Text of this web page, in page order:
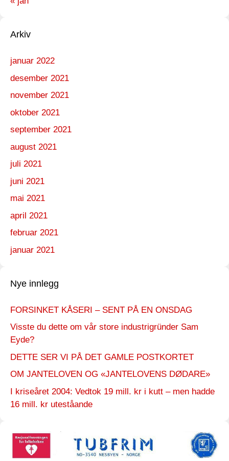
Arkiv
januar 2022
desember 2021
november 2021
oktober 2021
september 2021
august 2021
juli 2021
juni 2021
mai 2021
april 2021
februar 2021
januar 2021
Nye innlegg
FORSINKET KÅSERI – SENT PÅ EN ONSDAG
Visste du dette om vår store industrigründer Sam
Eyde?
DETTE SER VI PÅ DET GAMLE POSTKORTET
OM JANTELOVEN OG «JANTELOVENS DØDARE»
I kriseåret 2004: Vedtok 19 mill. kr i kutt – men hadde
16 mill. kr uteståande